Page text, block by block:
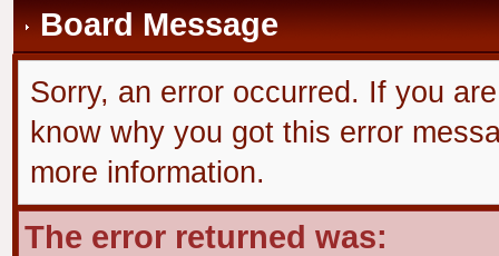
Board Message
Sorry, an error occurred. If you
know why you got this error
more information.
The error returned was: